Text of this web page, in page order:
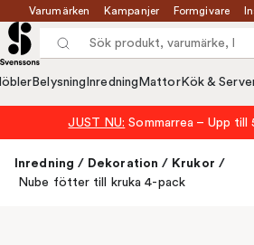
Varumärken Kampanjer Formgivare
Belysning Inredning MattorKök &
JUST NU: Sommarrea – Upp till
Inredning / Dekoration / Krukor /
Nube fötter till kruka 4-pack